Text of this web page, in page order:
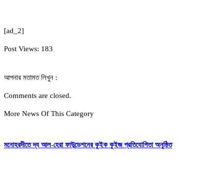
[ad_2]
Post Views: 183
আপনার মতামত লিখুন :
Comments are closed.
More News Of This Category
মনোহরদীতে দ্য আল-হেরা ফাউন্ডেশনের কুইক কুইজ প্রতিযোগিতা অনুষ্ঠিত